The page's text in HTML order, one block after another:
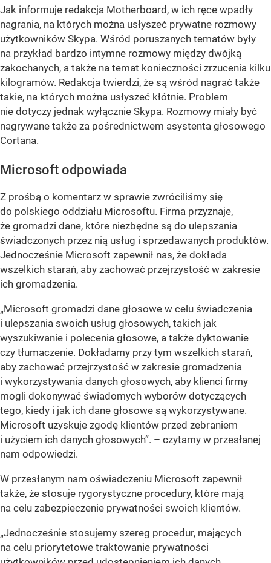
Jak informuje redakcja Motherboard, w ich ręce wpadły
nagrania, na których można usłyszeć prywatne rozmowy
użytkowników Skypa. Wśród poruszanych tematów były
na przykład bardzo intymne rozmowy między dwójką
zakochanych, a także na temat konieczności zrzucenia kilku
kilogramów. Redakcja twierdzi, że są wśród nagrać także
takie, na których można usłyszeć kłótnie. Problem
nie dotyczy jednak wyłącznie Skypa. Rozmowy miały być
nagrywane także za pośrednictwem asystenta głosowego
Cortana.
Microsoft odpowiada
Z prośbą o komentarz w sprawie zwróciliśmy się
do polskiego oddziału Microsoftu. Firma przyznaje,
że gromadzi dane, które niezbędne są do ulepszania
świadczonych przez nią usług i sprzedawanych produktów.
Jednocześnie Microsoft zapewnił nas, że dokłada
wszelkich starań, aby zachować przejrzystość w zakresie
ich gromadzenia.
„Microsoft gromadzi dane głosowe w celu świadczenia
i ulepszania swoich usług głosowych, takich jak
wyszukiwanie i polecenia głosowe, a także dyktowanie
czy tłumaczenie. Dokładamy przy tym wszelkich starań,
aby zachować przejrzystość w zakresie gromadzenia
i wykorzystywania danych głosowych, aby klienci firmy
mogli dokonywać świadomych wyborów dotyczących
tego, kiedy i jak ich dane głosowe są wykorzystywane.
Microsoft uzyskuje zgodę klientów przed zebraniem
i użyciem ich danych głosowych”. – czytamy w przesłanej
nam odpowiedzi.
W przesłanym nam oświadczeniu Microsoft zapewnił
także, że stosuje rygorystyczne procedury, które mają
na celu zabezpieczenie prywatności swoich klientów.
„Jednocześnie stosujemy szereg procedur, mających
na celu priorytetowe traktowanie prywatności